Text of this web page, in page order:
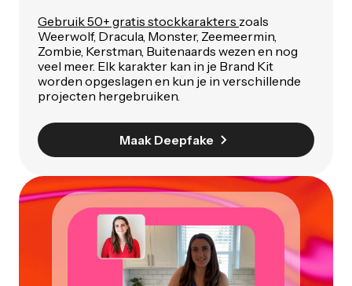
Gebruik 50+ gratis stockkarakters zoals
Weerwolf, Dracula, Monster, Zeemeermin,
Zombie, Kerstman, Buitenaards wezen en nog
veel meer. Elk karakter kan in je Brand Kit
worden opgeslagen en kun je in verschillende
projecten hergebruiken.
Maak Deepfake